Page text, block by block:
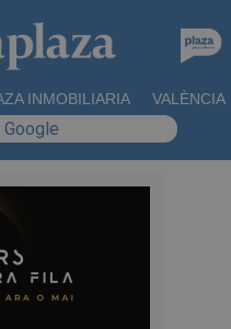
INMOBILIARIA VALÈNCIA